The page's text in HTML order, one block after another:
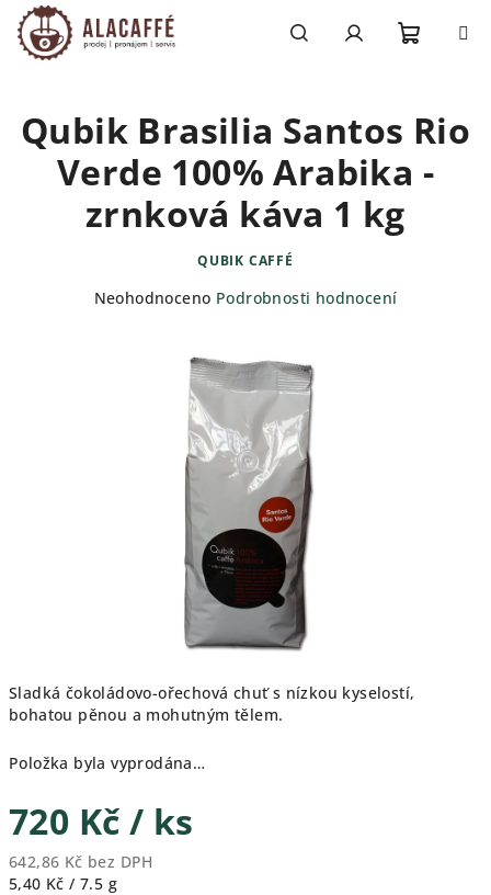
Přejít
na
obsah
košík
Sladká čokoládovo-ořechová chuť s nízkou kyselostí,
bohatou pěnou a mohutným tělem.
Položka byla vyprodána…
720 Kč / ks
642,86 Kč bez DPH
Měrná
5,40 Kč / 7.5 g
Qubik Brasilia Santos Rio
Verde 100% Arabika -
zrnková káva 1 kg
QUBIK CAFFÉ
Průměrné
Neohodnoceno Podrobnosti hodnocení